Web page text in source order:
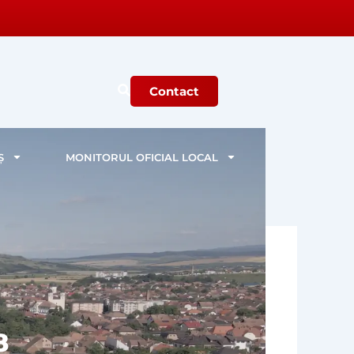
Contact
MONITORUL OFICIAL LOCAL